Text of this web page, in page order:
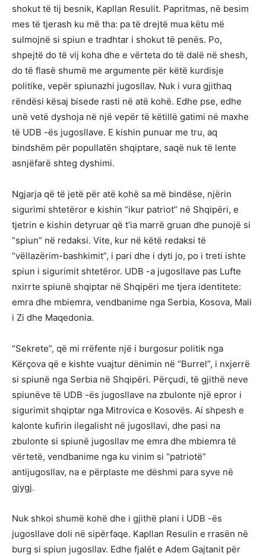
shokut të tij besnik, Kapllan Resulit. Papritmas, në besim
mes të tjerash ku më tha: pa të drejtë mua këtu më
sulmojnë si spiun e tradhtar i shokut të penës. Po,
shpejtë do të vij koha dhe e vërteta do të dalë në shesh,
do të flasë shumë me argumente për këtë kurdisje
politike, vepër spiunazhi jugosllav. Nuk i vura gjithaq
rëndësi kësaj bisede rasti në atë kohë. Edhe pse, edhe
unë vetë dyshoja në një vepër të këtillë gatimi në maxhe
të UDB -ës jugosllave. E kishin punuar me tru, aq
bindshëm për popullatën shqiptare, saqë nuk të lente
asnjëfarë shteg dyshimi.
Ngjarja që të jetë për atë kohë sa më bindëse, njërin
sigurimi shtetëror e kishin “ikur patriot” në Shqipëri, e
tjetrin e kishin detyruar që t’ia marrë gruan dhe punojë si
“spiun” në redaksi. Vite, kur në këtë redaksi të
“vëllazërim-bashkimit”, i pari dhe i dyti jo, po i treti ishte
spiun i sigurimit shtetëror. UDB -a jugosllave pas Lufte
nxirrte spiunë shqiptar në Shqipëri me tjera identitete:
emra dhe mbiemra, vendbanime nga Serbia, Kosova, Mali
i Zi dhe Maqedonia.
“Sekrete”, që mi rrëfente një i burgosur politik nga
Kërçova që e kishte vuajtur dënimin në “Burrel”, i nxjerrë
si spiunë nga Serbia në Shqipëri. Përçudi, të gjithë neve
spiunëve të UDB -ës jugosllave na zbulonte një epror i
sigurimit shqiptar nga Mitrovica e Kosovës. Ai shpesh e
kalonte kufirin ilegalisht në jugosllavi, dhe pasi na
zbulonte si spiunë jugosllav me emra dhe mbiemra të
vërtetë, vendbanime nga ku vinim si “patriotë”
antijugosllav, na e përplaste me dëshmi para syve në
gjygj.
Nuk shkoi shumë kohë dhe i gjithë plani i UDB -ës
jugosllave doli në sipërfaqe. Kapllan Resulin e rrasën në
burg si spiun jugosllav. Edhe fjalët e Adem Gajtanit për